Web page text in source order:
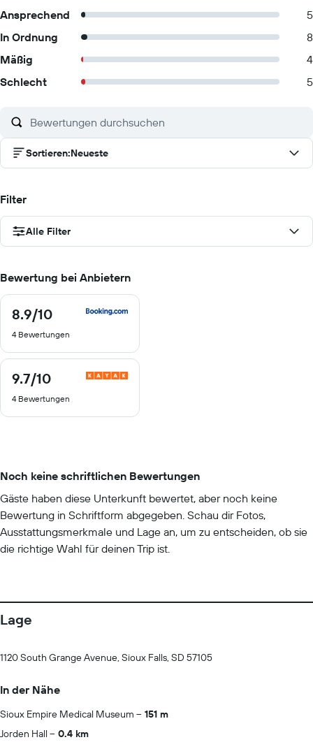
Ansprechend
5
In Ordnung
8
Mäßig
4
Schlecht
5
Sortieren:Neueste
Filter
Alle Filter
Bewertung bei Anbietern
8.9/10
8.9
10
4 Bewertungen
9.7/10
9.7
10
4 Bewertungen
Noch keine schriftlichen Bewertungen
Gäste haben diese Unterkunft bewertet, aber noch keine
Bewertung in Schriftform abgegeben. Schau dir Fotos,
Ausstattungsmerkmale und Lage an, um zu entscheiden, ob sie
die richtige Wahl für deinen Trip ist.
Lage
1120 South Grange Avenue, Sioux Falls, SD 57105
In der Nähe
Sioux Empire Medical Museum
151 m
Jorden Hall
0.4 km